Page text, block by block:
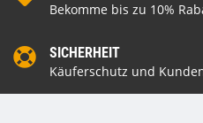
Bekomme bis zu 10%
SICHERHEIT
Käuferschutz und